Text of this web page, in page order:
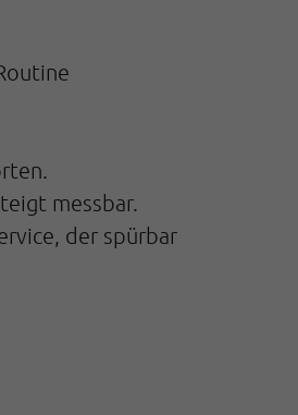
messbar.
der spürbar